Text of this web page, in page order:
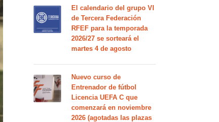
El calendario del grupo VI
de Tercera Federación
RFEF para la temporada
2026/27 se sorteará el
martes 4 de agosto
Nuevo curso de
Entrenador de fútbol
Licencia UEFA C que
comenzará en noviembre
2026 (agotadas las plazas